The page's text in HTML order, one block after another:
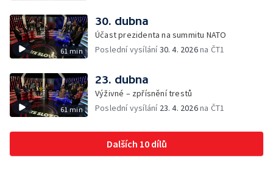
61 min
30. dubna
Účast prezidenta na summitu NATO
Poslední vysílání30. 4. 2026na ČT1
61 min
23. dubna
Výživné – zpřísnění trestů
Poslední vysílání 23. 4. 2026na ČT1
Dalších 10 dílů